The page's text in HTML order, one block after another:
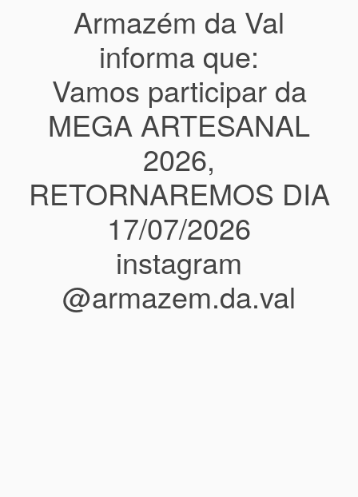
Armazém da Val
informa que:
Vamos participar da
MEGA ARTESANAL
2026,
RETORNAREMOS DIA
17/07/2026
instagram
@armazem.da.val